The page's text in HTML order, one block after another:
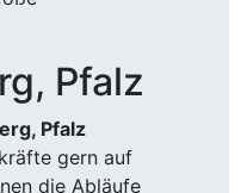
Pfalz
Pfalz
gern auf
die Abläufe